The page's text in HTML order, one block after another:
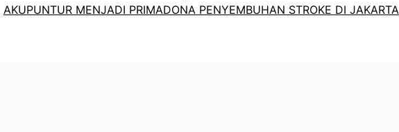
AKUPUNTUR MENJADI PRIMADONA PENYEMBUHAN STROKE DI JAKARTA